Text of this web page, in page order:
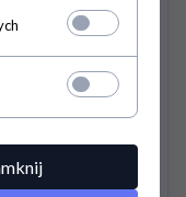
Balsam do skór z
BALSAM 500ml -
Waldhausen